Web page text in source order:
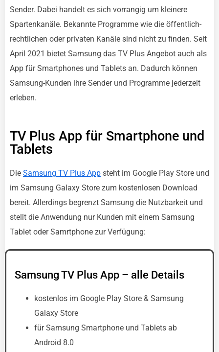
Sender. Dabei handelt es sich vorrangig um kleinere
Spartenkanäle. Bekannte Programme wie die öffentlich-
rechtlichen oder privaten Kanäle sind nicht zu finden. Seit
April 2021 bietet Samsung das TV Plus Angebot auch als
App für Smartphones und Tablets an. Dadurch können
Samsung-Kunden ihre Sender und Programme jederzeit
erleben.
TV Plus App für Smartphone und
Tablets
Die Samsung TV Plus App steht im Google Play Store und
im Samsung Galaxy Store zum kostenlosen Download
bereit. Allerdings begrenzt Samsung die Nutzbarkeit und
stellt die Anwendung nur Kunden mit einem Samsung
Tablet oder Samrtphone zur Verfügung:
Samsung TV Plus App – alle Details
kostenlos im Google Play Store & Samsung
Galaxy Store
für Samsung Smartphone und Tablets ab
Android 8.0